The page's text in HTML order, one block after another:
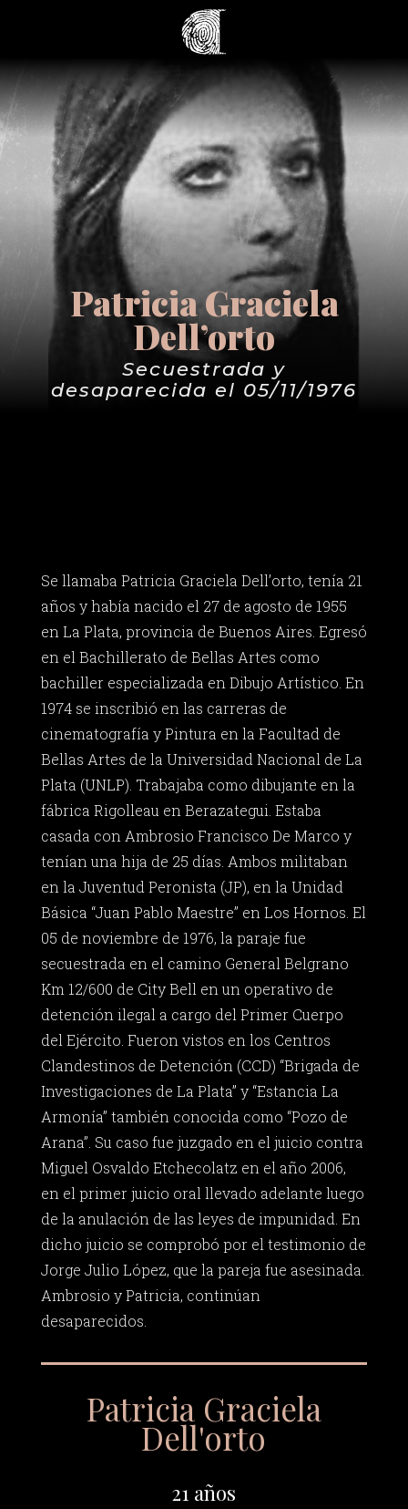
Patricia Graciela
Dell’orto
Secuestrada y
desaparecida el 05/11/1976
Se llamaba Patricia Graciela Dell’orto, tenía 21
años y había nacido el 27 de agosto de 1955
en La Plata, provincia de Buenos Aires. Egresó
en el Bachillerato de Bellas Artes como
bachiller especializada en Dibujo Artístico. En
1974 se inscribió en las carreras de
cinematografía y Pintura en la Facultad de
Bellas Artes de la Universidad Nacional de La
Plata (UNLP). Trabajaba como dibujante en la
fábrica Rigolleau en Berazategui. Estaba
casada con Ambrosio Francisco De Marco y
tenían una hija de 25 días. Ambos militaban
en la Juventud Peronista (JP), en la Unidad
Básica “Juan Pablo Maestre” en Los Hornos. El
05 de noviembre de 1976, la paraje fue
secuestrada en el camino General Belgrano
Km 12/600 de City Bell en un operativo de
detención ilegal a cargo del Primer Cuerpo
del Ejército. Fueron vistos en los Centros
Clandestinos de Detención (CCD) “Brigada de
Investigaciones de La Plata” y “Estancia La
Armonía” también conocida como “Pozo de
Arana”. Su caso fue juzgado en el juicio contra
Miguel Osvaldo Etchecolatz en el año 2006,
en el primer juicio oral llevado adelante luego
de la anulación de las leyes de impunidad. En
dicho juicio se comprobó por el testimonio de
Jorge Julio López, que la pareja fue asesinada.
Ambrosio y Patricia, continúan
desaparecidos.
Patricia Graciela
Dell'orto
21 años